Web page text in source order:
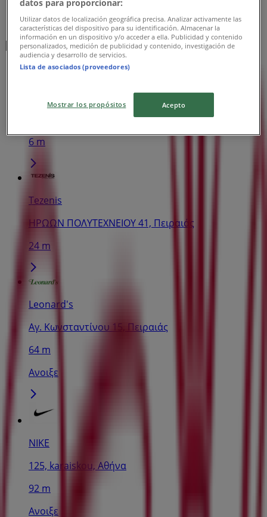
Κοντινά καταστήματα
ΒΑΣ.ΓΕΩΡΓΙΟΥ Α28, Πειραιάς
6 m
Tezenis
ΗΡΩΩΝ ΠΟΛΥΤΕΧΝΕΙΟΥ 41, Πειραιάς
24 m
Leonard's
Αγ. Κωνσταντίνου 15, Πειραιάς
64 m
Ανοιξε
NIKE
125, karaiskou, Αθήνα
92 m
Ανοιξε
datos para proporcionar:
Utilizar datos de localización geográfica precisa. Analizar activamente las
características del dispositivo para su identificación. Almacenar la
información en un dispositivo y/o acceder a ella. Publicidad y contenido
personalizados, medición de publicidad y contenido, investigación de
audiencia y desarrollo de servicios.
Lista de asociados (proveedores)
Mostrar los propósitos Acepto